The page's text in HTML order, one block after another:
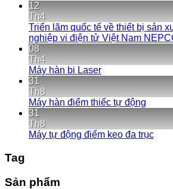
12
Th4
Triển lãm quốc tế về thiết bị sản
nghiệp vi điện tử Việt Nam
08
Th4
Máy hàn bi Laser
31
Th8
Máy hàn điểm thiếc tự động
31
Th8
Máy tự động điểm keo đa trục
Tag
Sản phẩm